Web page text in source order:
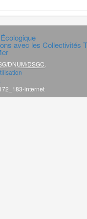
avec les Collectivités
DNUM/DSGC
internet